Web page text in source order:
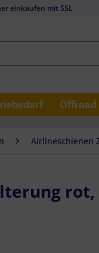
einkaufen mit SSL
Offroad
Airlineschienen
rot,